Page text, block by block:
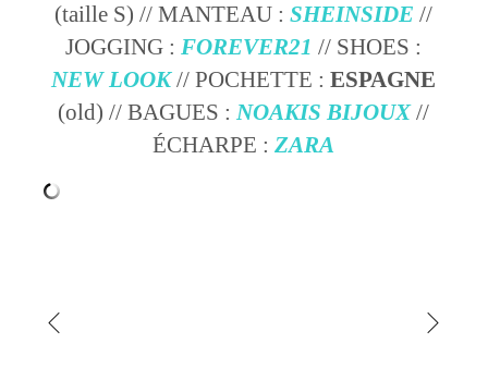
(taille S) // MANTEAU :SHEINSIDE //
JOGGING :FOREVER21 // SHOES :
NEW LOOK// POCHETTE :ESPAGNE
(old) // BAGUES :NOAKIS BIJOUX//
ÉCHARPE :ZARA